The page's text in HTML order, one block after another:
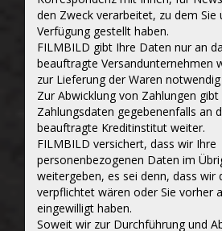
den Zweck verarbeitet, zu dem Sie
Verfügung gestellt haben.
FILMBILD gibt Ihre Daten nur an
beauftragte Versandunternehmen
zur Lieferung der Waren notwendig
Zur Abwicklung von Zahlungen
Zahlungsdaten gegebenenfalls an
beauftragte Kreditinstitut weiter.
FILMBILD versichert, dass wir Ihre
personenbezogenen Daten im
weitergeben, es sei denn, dass wir
verpflichtet wären oder Sie vorher
eingewilligt haben.
Soweit wir zur Durchführung und